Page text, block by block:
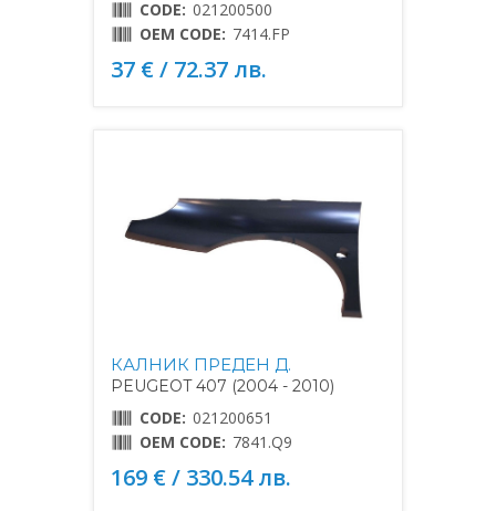
CODE: 021200500
OEM CODE: 7414.FP
37 € / 72.37 лв.
КАЛНИК ПРЕДЕН Д.
PEUGEOT 407 (2004 - 2010)
CODE: 021200651
OEM CODE: 7841.Q9
169 € / 330.54 лв.